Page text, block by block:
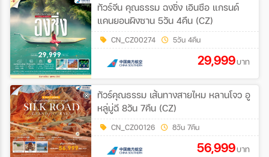
ทัวร์จีน คุณธรรม ฉงชิ่ง เอินซือ แกรนด์
แคนยอนผิงซาน 5วัน 4คืน (CZ)
CN_CZ00274 5วัน 4คืน
29,999บาท
ทัวร์คุณธรรม เส้นทางสายไหม หลานโจว อู
หลู่มู่ฉี 8วัน 7คืน (CZ)
CN_CZ00126 8วัน 7คืน
56,999บาท